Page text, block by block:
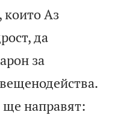
, които Аз
да
за
направят: